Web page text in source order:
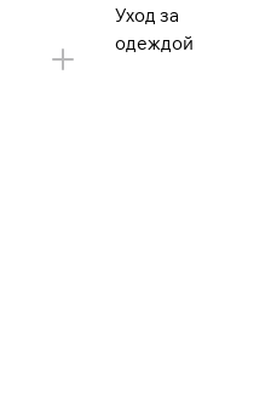
Уход за
одеждой